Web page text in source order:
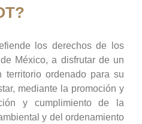
los derechos de los
México, a disfrutar de un
territorio ordenado para su
mediante la promoción y
y cumplimiento de la
y del ordenamiento